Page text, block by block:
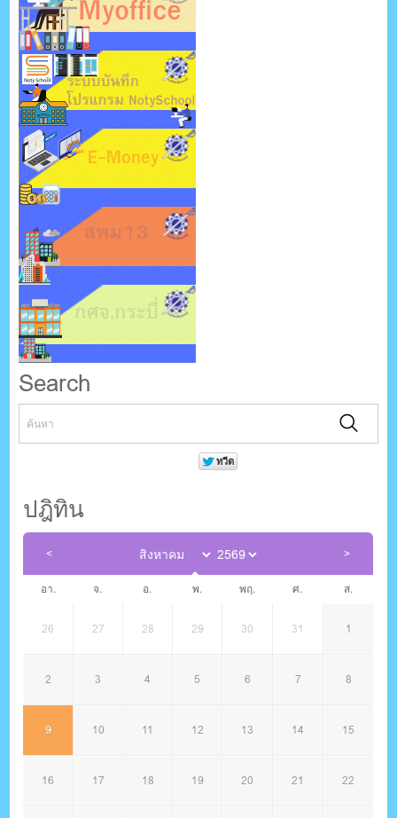
Search
ปฎิทิน
อา. จ. อ. พ. พฤ. ศ. ส.
26 27 28 29 30 31 1
2 3 4 5 6 7 8
9 10 11 12 13 14 15
16 17 18 19 20 21 22